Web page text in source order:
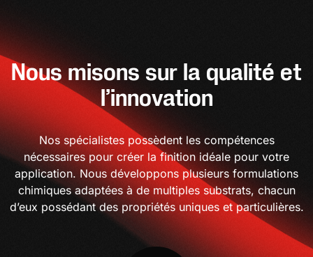
Nous misons sur la qualité et
l’innovation
Nos spécialistes possèdent les compétences
nécessaires pour créer la finition idéale pour votre
application. Nous développons plusieurs formulations
chimiques adaptées à de multiples substrats, chacun
d’eux possédant des propriétés uniques et particulières.